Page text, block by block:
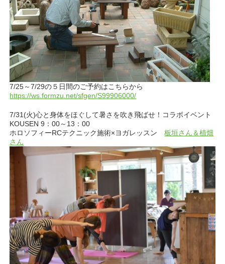
7/25～7/29の５日間のご予約はこちらから
https://ws.formzu.net/sfgen/S99906000/
7/31(火)心と身体をほぐして暑さを吹き飛ばせ！コラボイベント
KOUSEN 9：00～13：00
ホロソフィーRCテクニック施術×ヨガレッスン板垣さん＆植畑
さん